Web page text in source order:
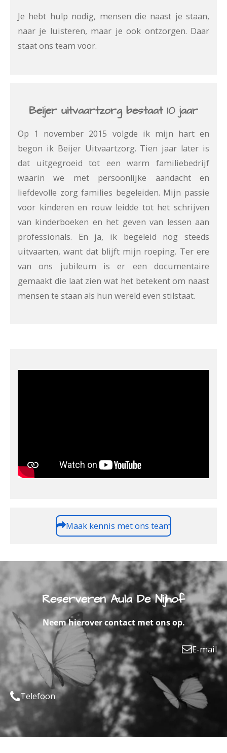
Je hebt hulp nodig, mensen die naast je staan,
naar je luisteren, maar je ook ontzorgen. Daar
staat ons team voor.
Beijer uitvaartzorg bestaat 10 jaar
Op 1 november 2015 volgde ik mijn hart en
begon ik Beijer Uitvaartzorg. Tien jaar later is
dat uitgegroeid tot een warm familiebedrijf
waarin we met persoonlijke aandacht en
liefdevolle zorg families begeleiden. Mijn passie
voor kinderen en rouw leidde tot het schrijven
van kinderboeken en het geven van lessen aan
professionals. En ja, ik begeleid nog steeds
uitvaarten, want dat blijft mijn roeping. Ter ere
van ons jubileum is er een documentaire
gemaakt die laat zien wat het betekent om naast
mensen te staan als hun wereld even stilstaat.
Maak kennis met ons team
Reserveren Aula De Nijhof
Neem hierover contact met ons op.
E-mail
Telefoon